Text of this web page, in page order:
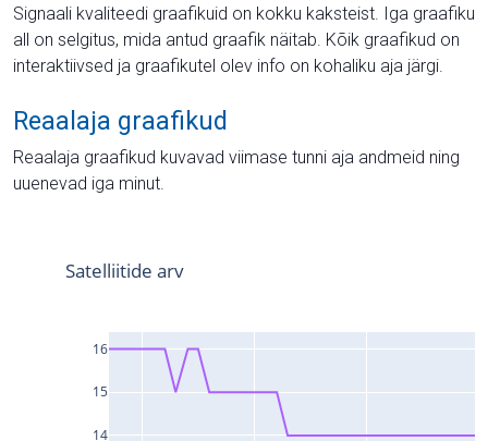
Signaali kvaliteedi graafikuid on kokku kaksteist. Iga graafiku
all on selgitus, mida antud graafik näitab. Kõik graafikud on
interaktiivsed ja graafikutel olev info on kohaliku aja järgi.
Reaalaja graafikud
Reaalaja graafikud kuvavad viimase tunni aja andmeid ning
uuenevad iga minut.